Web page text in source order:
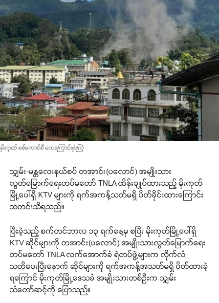
မိုးကုတ် စစ်ကောင်စီ လေကြောင်းဗုံးကြဲ
သျှမ်း-မန္တလေးနယ်စပ် တအာင်း(ပလောင်) အမျိုးသား
လွတ်မြောက်ရေးတပ်မတော် TNLA ထိန်းချုပ်ထားသည့် မိုးကုတ်
မြို့ပေါ်ရှိ KTV များကို ရက်အကန့်သတ်မရှိ ပိတ်ခိုင်းထားကြောင်း
သတင်းသိရသည်။
ပြီးခဲ့သည့် စက်တင်ဘာလ ၁၃ ရက်နေ့မှ စပြီး မိုးကုတ်မြို့ပေါ်ရှိ
KTV ဆိုင်များကို တအာင်း(ပလောင်) အမျိုးသားလွတ်မြောက်ရေး
တပ်မတော် TNLA လက်အောက်ခံ ရဲတပ်ဖွဲ့များက လိုက်လံ
သတိပေးပြီးနောက် ဆိုင်များကို ရက်အကန့်အသတ်မရှိ ပိတ်ထားခဲ့
ရကြောင် မိုးကုတ်မြို့ဒေသခံ အမျိုးသားတစ်ဦးက သျှမ်း
သံတော်ဆင့်ကို ပြောသည်။